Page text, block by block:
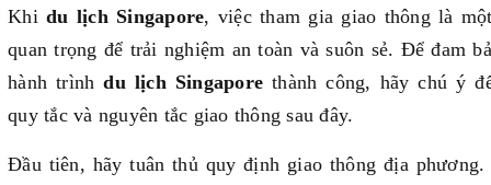
Khidu lịch Singapore, việc tham gia giao thông là
quan trọng để trải nghiệm an toàn và suôn sẻ. Để đam
hành trìnhdu lịch Singapore thành công, hãy chú ý
quy tắc và nguyên tắc giao thông sau đây.
Đầu tiên, hãy tuân thủ quy định giao thông địa